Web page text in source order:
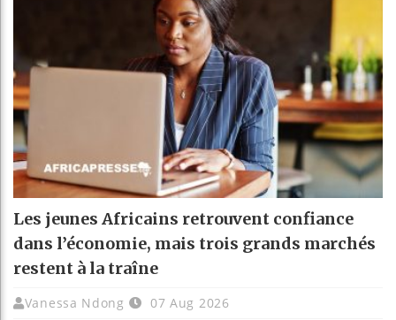
Les jeunes Africains retrouvent confiance
dans l’économie, mais trois grands marchés
restent à la traîne
Vanessa Ndong 07 Aug 2026